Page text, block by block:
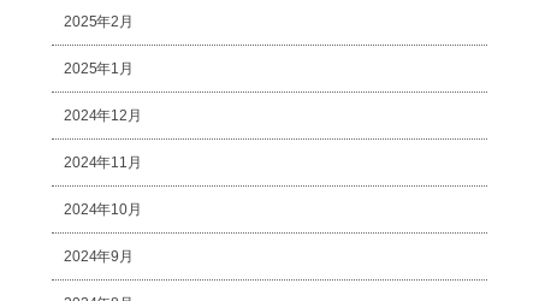
2025年2月
2025年1月
2024年12月
2024年11月
2024年10月
2024年9月